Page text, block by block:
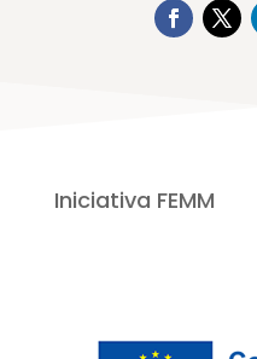
Iniciativa FEMM